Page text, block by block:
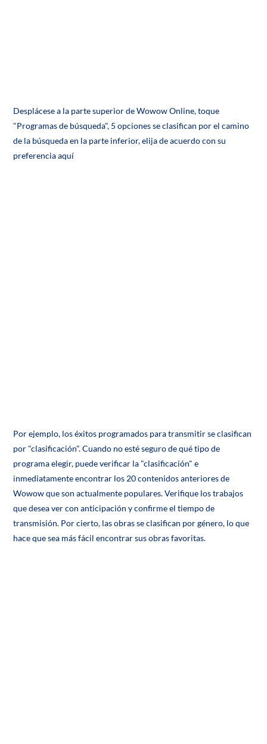
Desplácese a la parte superior de Wowow Online, toque
"Programas de búsqueda", 5 opciones se clasifican por el camino
de la búsqueda en la parte inferior, elija de acuerdo con su
preferencia aquí
Por ejemplo, los éxitos programados para transmitir se clasifican
por "clasificación". Cuando no esté seguro de qué tipo de
programa elegir, puede verificar la "clasificación" e
inmediatamente encontrar los 20 contenidos anteriores de
Wowow que son actualmente populares. Verifique los trabajos
que desea ver con anticipación y confirme el tiempo de
transmisión. Por cierto, las obras se clasifican por género, lo que
hace que sea más fácil encontrar sus obras favoritas.